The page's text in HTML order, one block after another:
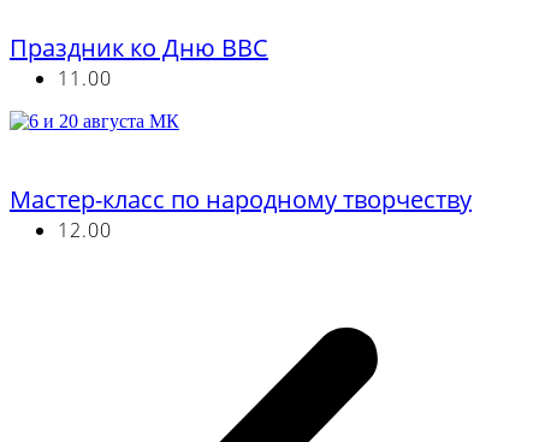
Праздник ко Дню ВВС
11.00
Мастер-класс по народному творчеству
12.00